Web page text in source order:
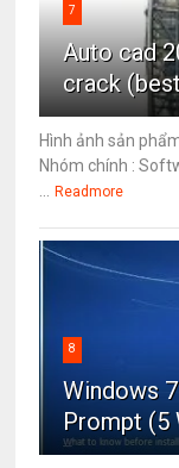
7
Auto cad
crack
Hình ảnh sản
Nhóm chính :
... Readmore
8
Windows
Prompt (5